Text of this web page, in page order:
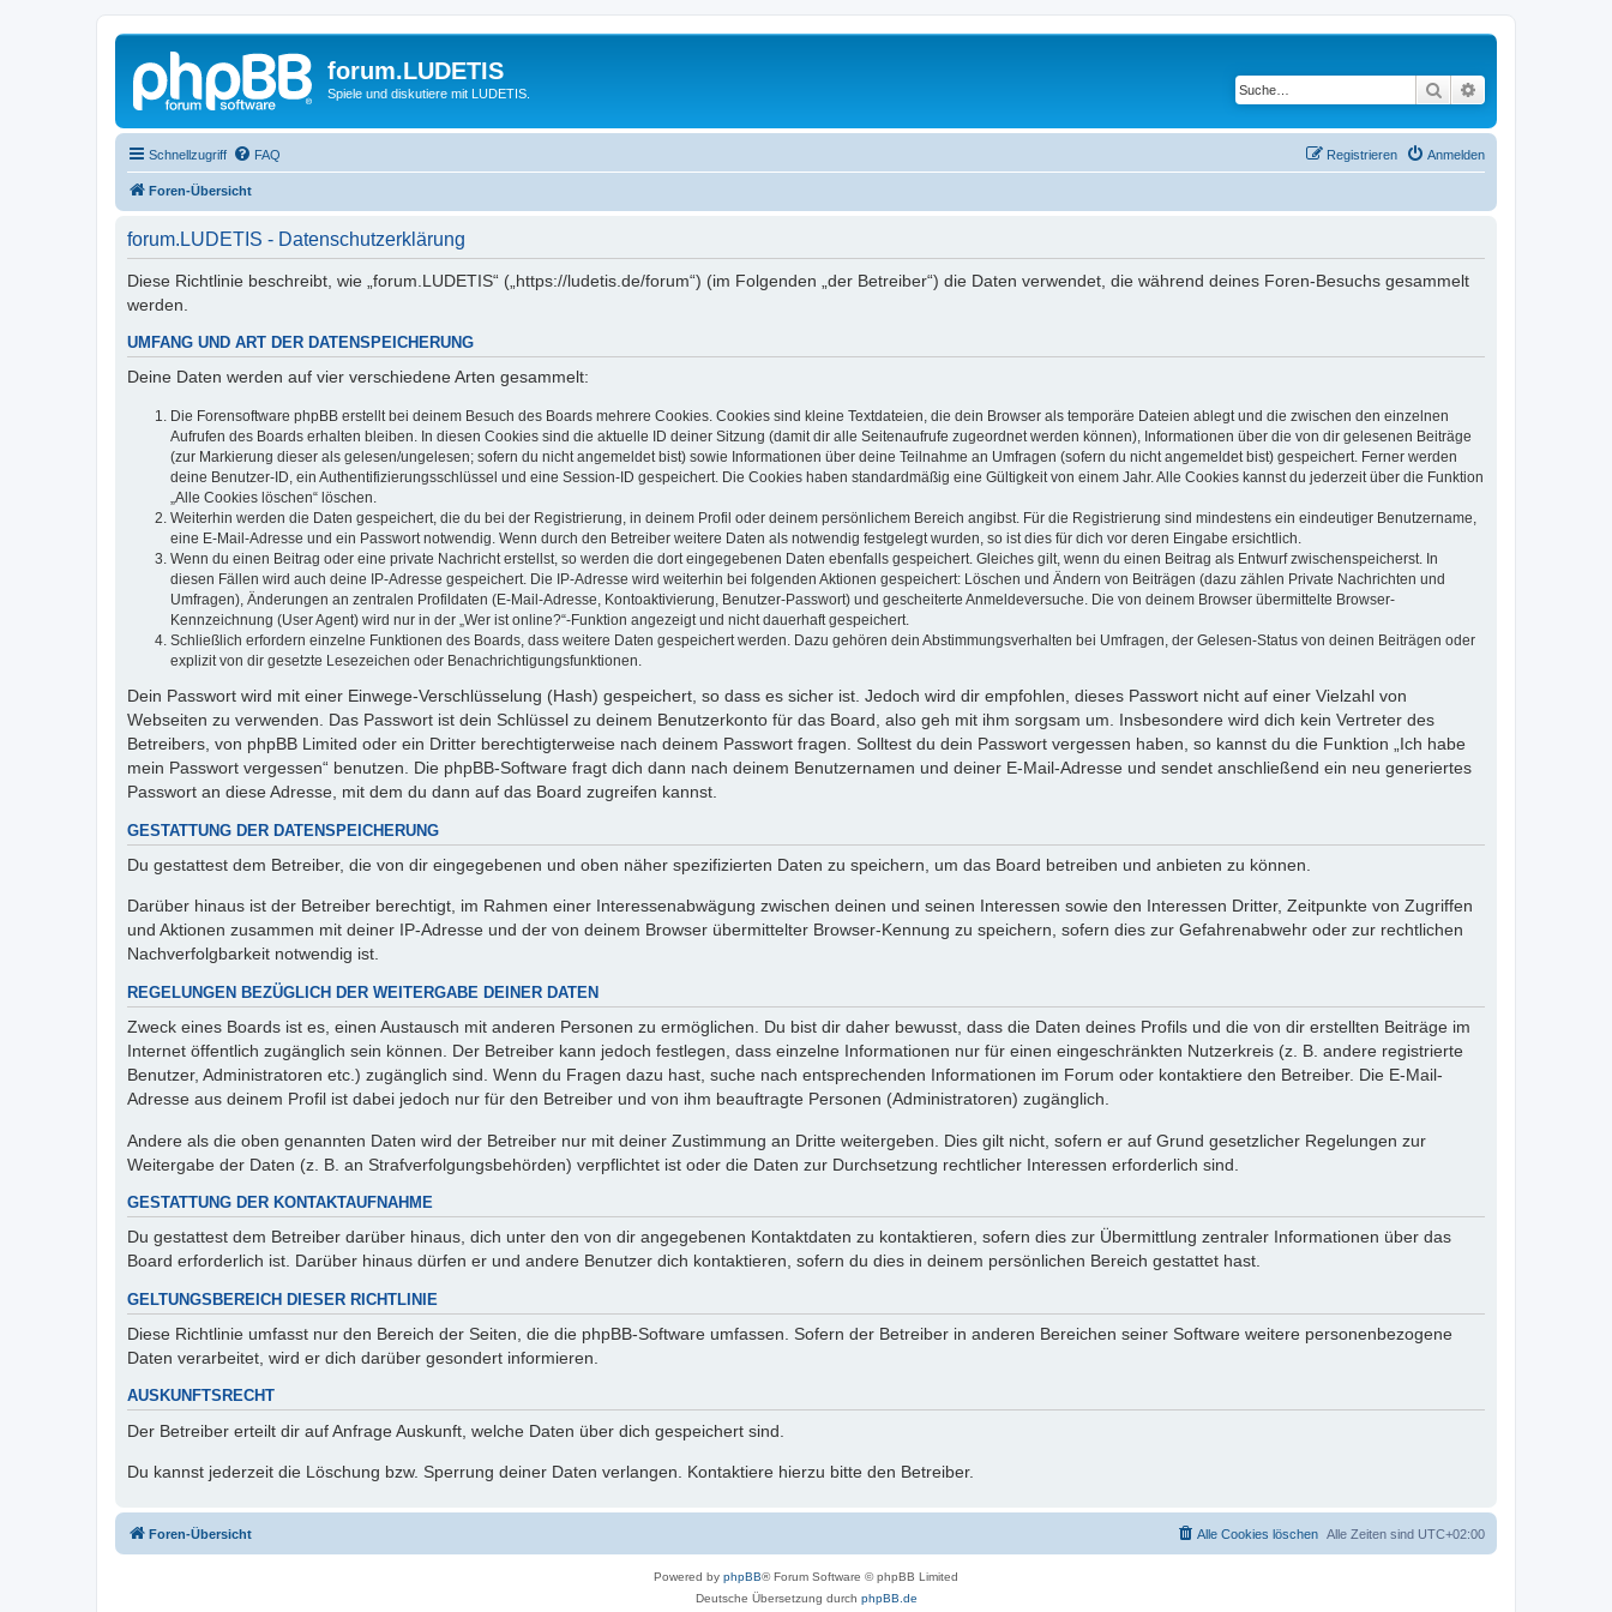
forum.LUDETIS
Spiele und diskutiere mit LUDETIS. Suche
Schnellzugriff FAQ Anmelden
Registrieren
Foren-Übersicht
forum.LUDETIS - Datenschutzerklärung
Diese Richtlinie beschreibt, wie „forum.LUDETIS“ („https://ludetis.de/forum“) (im Folgenden „der Betreiber“) die Daten verwendet, die während deines Foren-Besuchs gesammelt
werden.
UMFANG UND ART DER DATENSPEICHERUNG
Deine Daten werden auf vier verschiedene Arten gesammelt:
Die Forensoftware phpBB erstellt bei deinem Besuch des Boards mehrere Cookies. Cookies sind kleine Textdateien, die dein Browser als temporäre Dateien ablegt und die zwischen den einzelnen
Aufrufen des Boards erhalten bleiben. In diesen Cookies sind die aktuelle ID deiner Sitzung (damit dir alle Seitenaufrufe zugeordnet werden können), Informationen über die von dir gelesenen Beiträge
(zur Markierung dieser als gelesen/ungelesen; sofern du nicht angemeldet bist) sowie Informationen über deine Teilnahme an Umfragen (sofern du nicht angemeldet bist) gespeichert. Ferner werden
deine Benutzer-ID, ein Authentifizierungsschlüssel und eine Session-ID gespeichert. Die Cookies haben standardmäßig eine Gültigkeit von einem Jahr. Alle Cookies kannst du jederzeit über die Funktion
„Alle Cookies löschen“ löschen.
Weiterhin werden die Daten gespeichert, die du bei der Registrierung, in deinem Profil oder deinem persönlichem Bereich angibst. Für die Registrierung sind mindestens ein eindeutiger Benutzername,
eine E-Mail-Adresse und ein Passwort notwendig. Wenn durch den Betreiber weitere Daten als notwendig festgelegt wurden, so ist dies für dich vor deren Eingabe ersichtlich.
Wenn du einen Beitrag oder eine private Nachricht erstellst, so werden die dort eingegebenen Daten ebenfalls gespeichert. Gleiches gilt, wenn du einen Beitrag als Entwurf zwischenspeicherst. In
diesen Fällen wird auch deine IP-Adresse gespeichert. Die IP-Adresse wird weiterhin bei folgenden Aktionen gespeichert: Löschen und Ändern von Beiträgen (dazu zählen Private Nachrichten und
Umfragen), Änderungen an zentralen Profildaten (E-Mail-Adresse, Kontoaktivierung, Benutzer-Passwort) und gescheiterte Anmeldeversuche. Die von deinem Browser übermittelte Browser-
Kennzeichnung (User Agent) wird nur in der „Wer ist online?“-Funktion angezeigt und nicht dauerhaft gespeichert.
Schließlich erfordern einzelne Funktionen des Boards, dass weitere Daten gespeichert werden. Dazu gehören dein Abstimmungsverhalten bei Umfragen, der Gelesen-Status von deinen Beiträgen oder
explizit von dir gesetzte Lesezeichen oder Benachrichtigungsfunktionen.
Dein Passwort wird mit einer Einwege-Verschlüsselung (Hash) gespeichert, so dass es sicher ist. Jedoch wird dir empfohlen, dieses Passwort nicht auf einer Vielzahl von
Webseiten zu verwenden. Das Passwort ist dein Schlüssel zu deinem Benutzerkonto für das Board, also geh mit ihm sorgsam um. Insbesondere wird dich kein Vertreter des
Betreibers, von phpBB Limited oder ein Dritter berechtigterweise nach deinem Passwort fragen. Solltest du dein Passwort vergessen haben, so kannst du die Funktion „Ich habe
mein Passwort vergessen“ benutzen. Die phpBB-Software fragt dich dann nach deinem Benutzernamen und deiner E-Mail-Adresse und sendet anschließend ein neu generiertes
Passwort an diese Adresse, mit dem du dann auf das Board zugreifen kannst.
GESTATTUNG DER DATENSPEICHERUNG
Du gestattest dem Betreiber, die von dir eingegebenen und oben näher spezifizierten Daten zu speichern, um das Board betreiben und anbieten zu können.
Darüber hinaus ist der Betreiber berechtigt, im Rahmen einer Interessenabwägung zwischen deinen und seinen Interessen sowie den Interessen Dritter, Zeitpunkte von Zugriffen
und Aktionen zusammen mit deiner IP-Adresse und der von deinem Browser übermittelter Browser-Kennung zu speichern, sofern dies zur Gefahrenabwehr oder zur rechtlichen
Nachverfolgbarkeit notwendig ist.
REGELUNGEN BEZÜGLICH DER WEITERGABE DEINER DATEN
Zweck eines Boards ist es, einen Austausch mit anderen Personen zu ermöglichen. Du bist dir daher bewusst, dass die Daten deines Profils und die von dir erstellten Beiträge im
Internet öffentlich zugänglich sein können. Der Betreiber kann jedoch festlegen, dass einzelne Informationen nur für einen eingeschränkten Nutzerkreis (z. B. andere registrierte
Benutzer, Administratoren etc.) zugänglich sind. Wenn du Fragen dazu hast, suche nach entsprechenden Informationen im Forum oder kontaktiere den Betreiber. Die E-Mail-
Adresse aus deinem Profil ist dabei jedoch nur für den Betreiber und von ihm beauftragte Personen (Administratoren) zugänglich.
Andere als die oben genannten Daten wird der Betreiber nur mit deiner Zustimmung an Dritte weitergeben. Dies gilt nicht, sofern er auf Grund gesetzlicher Regelungen zur
Weitergabe der Daten (z. B. an Strafverfolgungsbehörden) verpflichtet ist oder die Daten zur Durchsetzung rechtlicher Interessen erforderlich sind.
GESTATTUNG DER KONTAKTAUFNAHME
Du gestattest dem Betreiber darüber hinaus, dich unter den von dir angegebenen Kontaktdaten zu kontaktieren, sofern dies zur Übermittlung zentraler Informationen über das
Board erforderlich ist. Darüber hinaus dürfen er und andere Benutzer dich kontaktieren, sofern du dies in deinem persönlichen Bereich gestattet hast.
GELTUNGSBEREICH DIESER RICHTLINIE
Diese Richtlinie umfasst nur den Bereich der Seiten, die die phpBB-Software umfassen. Sofern der Betreiber in anderen Bereichen seiner Software weitere personenbezogene
Daten verarbeitet, wird er dich darüber gesondert informieren.
AUSKUNFTSRECHT
Der Betreiber erteilt dir auf Anfrage Auskunft, welche Daten über dich gespeichert sind.
Du kannst jederzeit die Löschung bzw. Sperrung deiner Daten verlangen. Kontaktiere hierzu bitte den Betreiber.
Foren-Übersicht Alle Zeiten sind UTC+02:00
Alle Cookies löschen
Powered by phpBB® Forum Software © phpBB Limited
Deutsche Übersetzung durch phpBB.de